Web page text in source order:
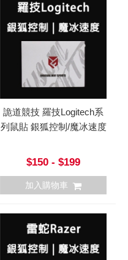
詭道競技 羅技Logitech系
列鼠貼 銀狐控制/魔冰速度
$150 - $199
加入購物車